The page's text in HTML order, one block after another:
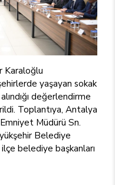
Karaloğlu
yaşayan sokak
değerlendirme
Toplantıya, Antalya
Müdürü Sn.
Belediye
belediye başkanları